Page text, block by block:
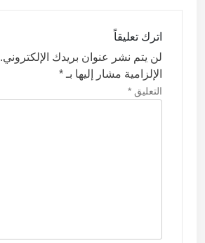
اترك تعليقاً
لن يتم نشر عنوان بريدك الإلكتروني.
الإلزامية مشار إليها بـ *
التعليق *